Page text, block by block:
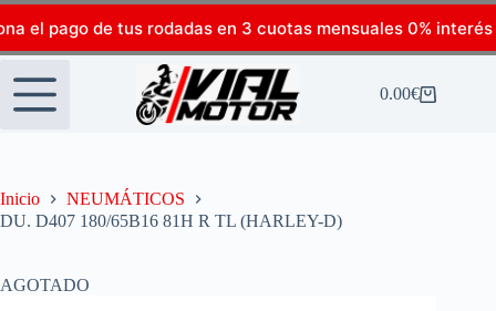
el pago de tus rodadas en 3 cuotas mensuales 0% interés
0.00€
Inicio
NEUMÁTICOS
DU. D407 180/65B16 81H R TL (HARLEY-D)
AGOTADO